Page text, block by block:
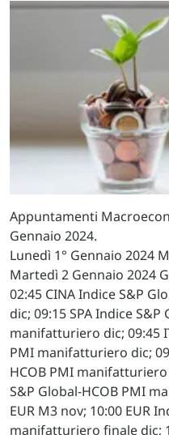
Appuntamenti
Gennaio 2024.
Lunedì 1° Gennaio 2024
Martedì 2 Gennaio 2024
02:45 CINA Indice S&P
dic; 09:15 SPA Indice S&P
manifatturiero dic; 09:45
PMI manifatturiero dic;
HCOB PMI
S&P Global-HCOB PMI
EUR M3 nov; 10:00 EUR
manifatturiero finale dic;